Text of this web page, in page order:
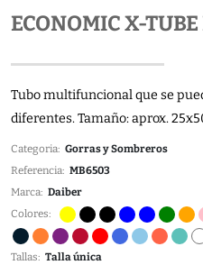
ECONOMIC X-TUBE
Tubo multifuncional que se
diferentes. Tamaño: aprox.
Categoria: Gorras y Sombreros
Referencia: MB6503
Marca: Daiber
Colores:
Tallas: Talla única